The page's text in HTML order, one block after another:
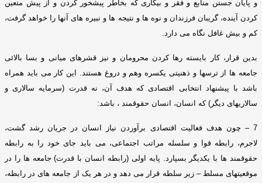
و پایان جستن منابع و فقر و بیکاری که بخاطر پیشخور کردن و از پیش متعین
کردن آینده، گریبان فرزندان و نوه ها و نتیجه ها و نبیره های آنها را خواهد گرفت،
کم و بیش غافل نگاه می دارد
بدین قرار، کار بایسته رها کردن محرومان و نیز قشرهای میانی و بسا بالائی
جامعه ها از ترسها و ذهنیتی یکسره وهم و دروغ هستند
این کار می باید همراه
باشد با پیشنهاد انتخابی اقتصادی که هدف آن، نه قدرت (سرمایه سالاری و
سالاریهای دیگر )که انسان، انسان حقوقمند ، باشد :
7 –
چون هدف فعالیت اقتصادی برآوردن نیاز انسان در جریان رشد گشت،
لاجرم، رابطه قوا و سلسله مراتب اجتماعی، می باید جای خود را به رابطه
حقوقمند ها با یکدیگر بسپارد
پایه اولی (رابطه انسان با قدرت) جامعه ها را در
موقعیتهای مسلط – زیر سلطه قرار می دهد و در هر یک از جامعه های در رابطه،